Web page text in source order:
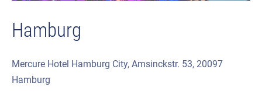
Hamburg
Mercure Hotel Hamburg City, Amsinckstr. 53, 20097
Hamburg